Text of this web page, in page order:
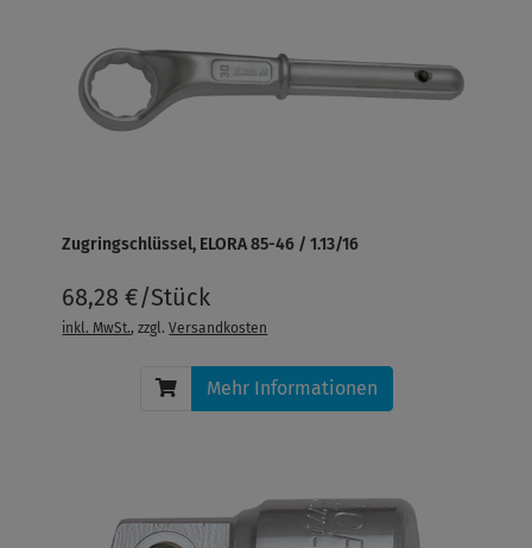
Zugringschlüssel, ELORA 85-46 / 1.13/16
68,28 €/Stück
inkl. MwSt., zzgl.Versandkosten
Mehr Informationen